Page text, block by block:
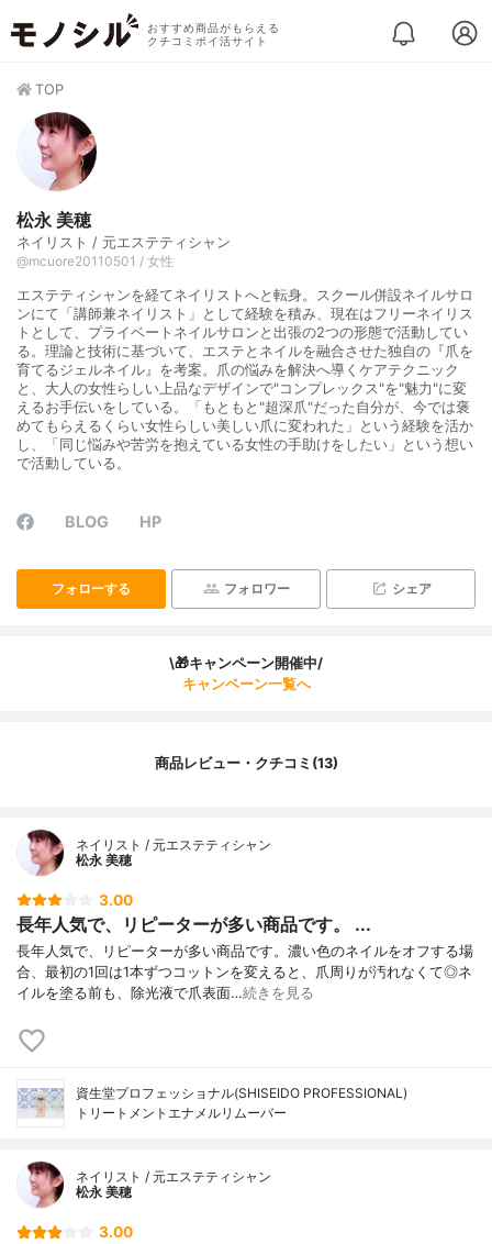
おすすめ商品がもらえる
クチコミポイ活サイト
TOP
松永 美穂
ネイリスト / 元エステティシャン
@mcuore20110501 / 女性
エステティシャンを経てネイリストへと転身。スクール併設ネイルサロ
ンにて「講師兼ネイリスト」として経験を積み、現在はフリーネイリス
トとして、プライベートネイルサロンと出張の2つの形態で活動してい
る。理論と技術に基づいて、エステとネイルを融合させた独自の『爪を
育てるジェルネイル』を考案。爪の悩みを解決へ導くケアテクニック
と、大人の女性らしい上品なデザインで"コンプレックス"を"魅力"に変
えるお手伝いをしている。「もともと"超深爪"だった自分が、今では褒
めてもらえるくらい女性らしい美しい爪に変われた」という経験を活か
し、「同じ悩みや苦労を抱えている女性の手助けをしたい」という想い
で活動している。
BLOG HP
フォローする フォロワー シェア
\🎁キャンペーン開催中/
キャンペーン一覧へ
商品レビュー・クチコミ(13)
ネイリスト / 元エステティシャン
松永 美穂
3.00
長年人気で、リピーターが多い商品です。 ...
長年人気で、リピーターが多い商品です。濃い色のネイルをオフする場
合、最初の1回は1本ずつコットンを変えると、爪周りが汚れなくて◎ネ
イルを塗る前も、除光液で爪表面…続きを見る
資生堂プロフェッショナル(SHISEIDO PROFESSIONAL)
トリートメントエナメルリムーバー
ネイリスト / 元エステティシャン
松永 美穂
3.00